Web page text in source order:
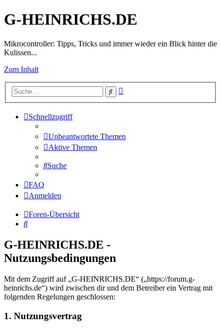
G-HEINRICHS.DE
Mikrocontroller: Tipps, Tricks und immer wieder ein Blick hinter die
Kulissen...
Zum Inhalt
Suche
Schnellzugriff
Unbeantwortete Themen
Aktive Themen
Suche
FAQ
Anmelden
Foren-Übersicht
Suche
G-HEINRICHS.DE -
Nutzungsbedingungen
Mit dem Zugriff auf „G-HEINRICHS.DE“ („https://forum.g-
heinrichs.de“) wird zwischen dir und dem Betreiber ein Vertrag mit
folgenden Regelungen geschlossen:
1. Nutzungsvertrag